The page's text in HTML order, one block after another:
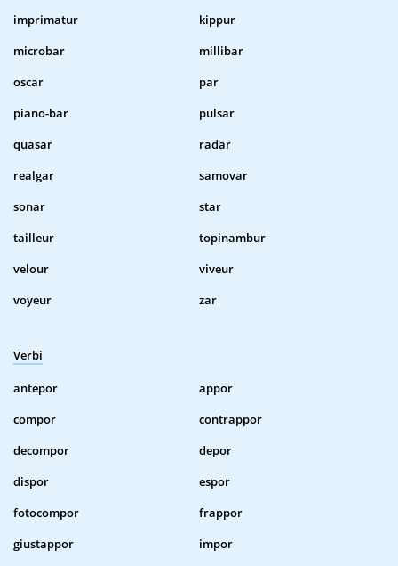
imprimatur
kippur
microbar
millibar
oscar
par
piano-bar
pulsar
quasar
radar
realgar
samovar
sonar
star
tailleur
topinambur
velour
viveur
voyeur
zar
Verbi
antepor
appor
compor
contrappor
decompor
depor
dispor
espor
fotocompor
frappor
giustappor
impor